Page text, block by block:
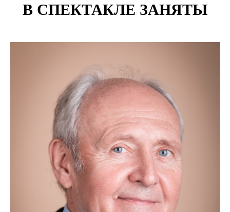
В СПЕКТАКЛЕ ЗАНЯТЫ